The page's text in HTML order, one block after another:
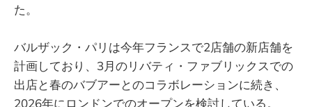
た。
バルザック・パリは今年フランスで2店舗の新店舗を
計画しており、3月のリバティ・ファブリックスでの
出店と春のバブアーとのコラボレーションに続き、
2026年にロンドンでのオープンを検討している。